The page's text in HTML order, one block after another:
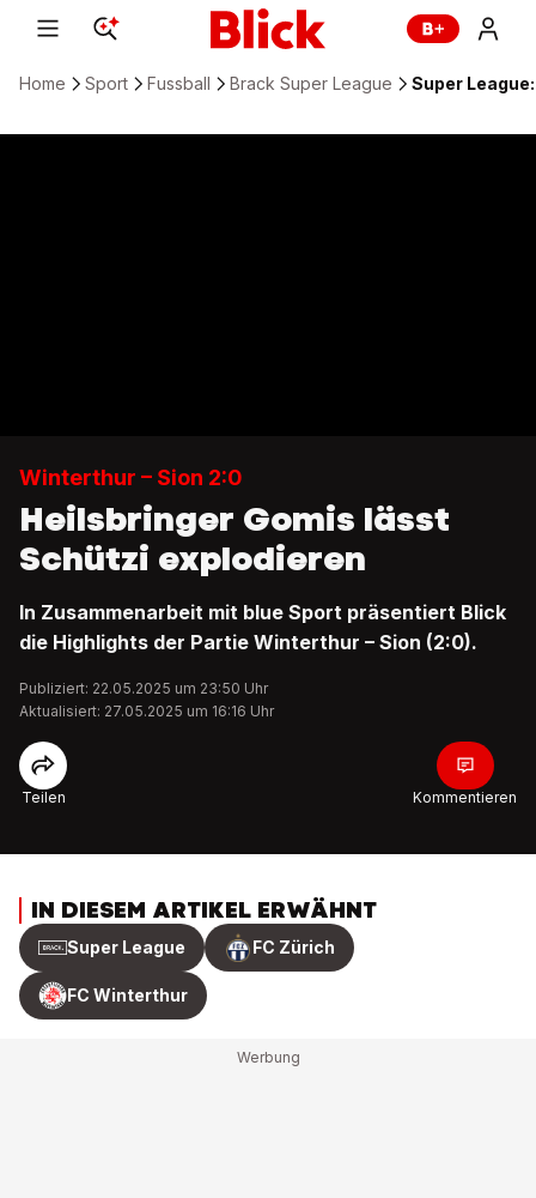
Home Sport Fussball Brack Super League Super
Winterthur – Sion 2:0
Heilsbringer Gomis lässt
Schützi explodieren
In Zusammenarbeit mit blue Sport präsentiert Blick
die Highlights der Partie Winterthur – Sion (2:0).
Publiziert: 22.05.2025 um 23:50 Uhr
Aktualisiert: 27.05.2025 um 16:16 Uhr
Teilen Kommentieren
IN DIESEM ARTIKEL ERWÄHNT
Super League FC Zürich
FC Winterthur